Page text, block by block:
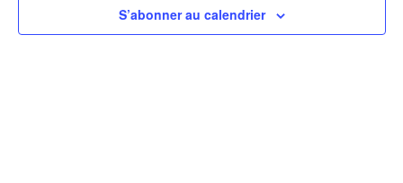
vues
S’abonner au calendrier